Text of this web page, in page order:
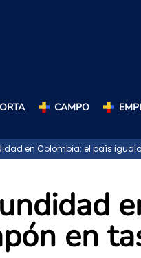
CAMPO
en Colombia: el país
en